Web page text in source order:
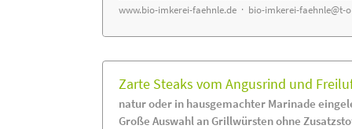
www.bio-imkerei-faehnle.de · bio-imkerei-faehnle@t-
Zarte Steaks vom Angusrind und
natur oder in hausgemachter Marinade
Große Auswahl an Grillwürsten ohne